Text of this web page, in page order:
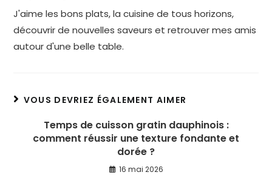
J'aime les bons plats, la cuisine de tous horizons,
découvrir de nouvelles saveurs et retrouver mes amis
autour d'une belle table.
VOUS DEVRIEZ ÉGALEMENT AIMER
Temps de cuisson gratin dauphinois :
comment réussir une texture fondante et
dorée ?
16 mai 2026